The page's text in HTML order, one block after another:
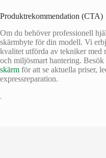
Produktrekommendation (CTA)
Om du behöver professionell
skärmbyte för din modell. Vi
kvalitet utförda av tekniker med
och miljösmart hantering.
skärm för att se aktuella priser,
expressreparation.
•